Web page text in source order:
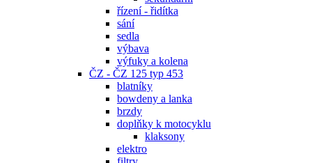
řízení - řidítka
sání
sedla
výbava
výfuky a kolena
ČZ - ČZ 125 typ 453
blatníky
bowdeny a lanka
brzdy
doplňky k motocyklu
klaksony
elektro